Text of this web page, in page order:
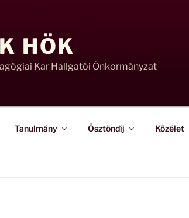
HÖK
Kar Hallgatói Önkormányzat
Tanulmány Ösztöndíj Közélet